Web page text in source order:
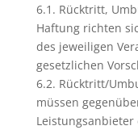
6.1. Rücktritt,
Haftung richten
des jeweiligen
gesetzlichen
6.2. Rücktritt/
müssen